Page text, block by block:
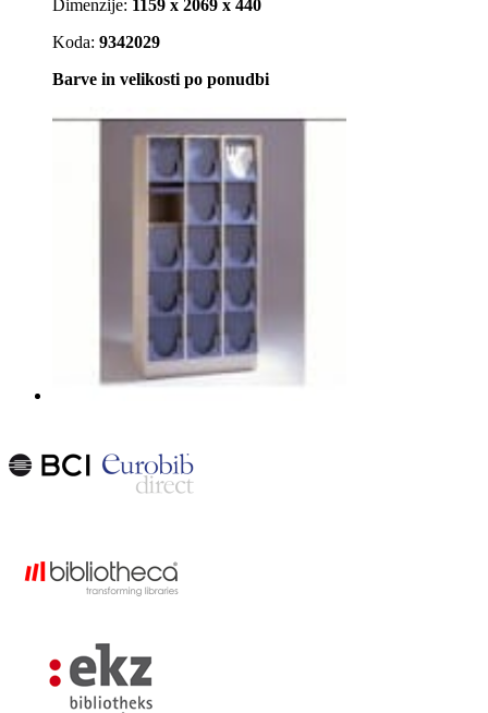
Dimenzije: 1159 x 2069 x 440
Koda: 9342029
Barve in velikosti po ponudbi